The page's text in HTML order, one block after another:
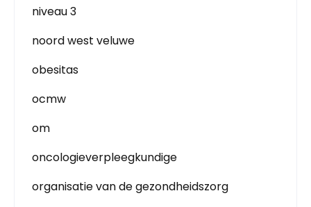
niveau 3
noord west veluwe
obesitas
ocmw
om
oncologieverpleegkundige
organisatie van de gezondheidszorg